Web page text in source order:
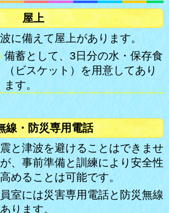
屋上
に備えて屋上があります。
備蓄として、3日分の水・保存食
（ビスケット）を用意してあり
ます。
線・防災専用電話
と津波を避けることはできませ
、事前準備と訓練により安全性
めることは可能です。
室には災害専用電話と防災無線
ります。